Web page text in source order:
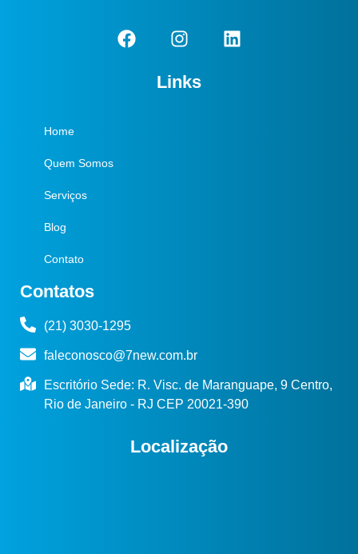
Links
Home
Quem Somos
Serviços
Blog
Contato
Contatos
(21) 3030-1295
faleconosco@7new.com.br
Escritório Sede: R. Visc. de Maranguape, 9 Centro,
Rio de Janeiro - RJ CEP 20021-390
Localização